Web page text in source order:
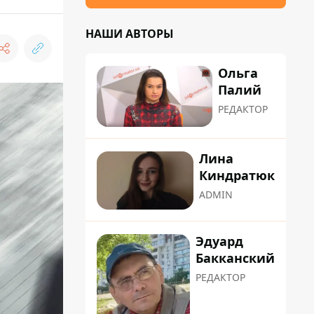
НАШИ АВТОРЫ
Ольга
Палий
РЕДАКТОР
Лина
Киндратюк
ADMIN
Эдуард
Бакканский
РЕДАКТОР